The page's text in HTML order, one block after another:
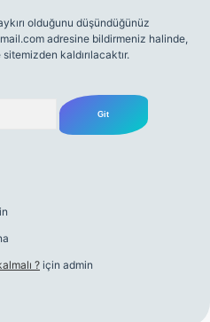
olduğunu düşündüğünüz
adresine bildirmeniz halinde,
kaldırılacaktır.
? için admin